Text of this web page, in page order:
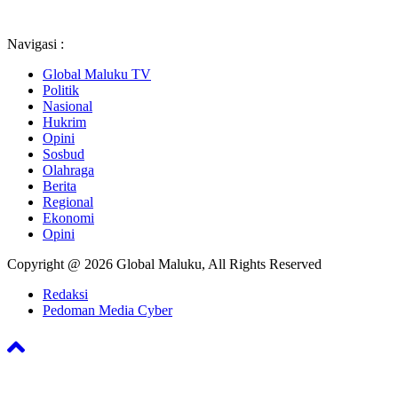
Navigasi :
Global Maluku TV
Politik
Nasional
Hukrim
Opini
Sosbud
Olahraga
Berita
Regional
Ekonomi
Opini
Copyright @ 2026 Global Maluku, All Rights Reserved
Redaksi
Pedoman Media Cyber